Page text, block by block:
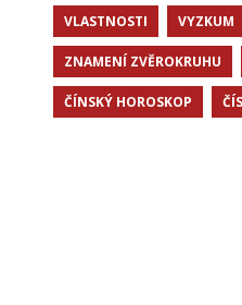
VLASTNOSTI VYZKUM
ZNAMENÍ ZVĚROKRUHU
ČÍNSKÝ HOROSKOP